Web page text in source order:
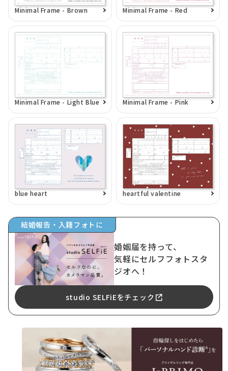
Minimal Frame - Brown Minimal Frame - Red
Minimal Frame - Light Blue Minimal Frame - Pink
blue heart heartful valentine
結婚報告・入籍フォトに
婚姻届を持って、
気軽にセルフフォトスタ
ジオへ！
studio SELFiEをチェック